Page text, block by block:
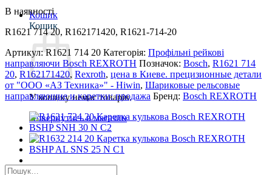
Кошик
Кошик
У кошику немає товарів.
Повернутись в магазин
В наявності
R1621 714 20, R162171420, R1621-714-20
Артикул:R1621 714 20 Категорія: Профільні рейкові
направляючи Bosch REXROTH Позначок: Bosch, R1621 714
20, R162171420, Rexroth, цена в Киеве. прецизионные детали
от "ООО «АЗ Техника»" - Hiwin, Шариковые рельсовые
направляющие и каретки: продажа Бренд: Bosch REXROTH
Шукати: